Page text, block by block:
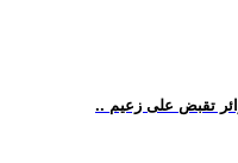
تقبض على زعيم